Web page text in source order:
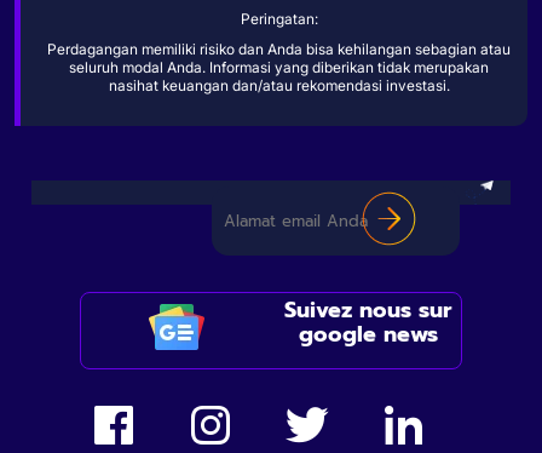
Peringatan:
Perdagangan memiliki risiko dan Anda bisa kehilangan sebagian atau
seluruh modal Anda. Informasi yang diberikan tidak merupakan
nasihat keuangan dan/atau rekomendasi investasi.
Suivez nous sur
google news